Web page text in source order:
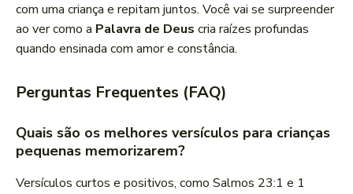
com uma criança e repitam juntos. Você vai se surpreender
ao ver como a Palavra de Deus cria raízes profundas
quando ensinada com amor e constância.
Perguntas Frequentes (FAQ)
Quais são os melhores versículos para crianças
pequenas memorizarem?
Versículos curtos e positivos, como Salmos 23:1 e 1